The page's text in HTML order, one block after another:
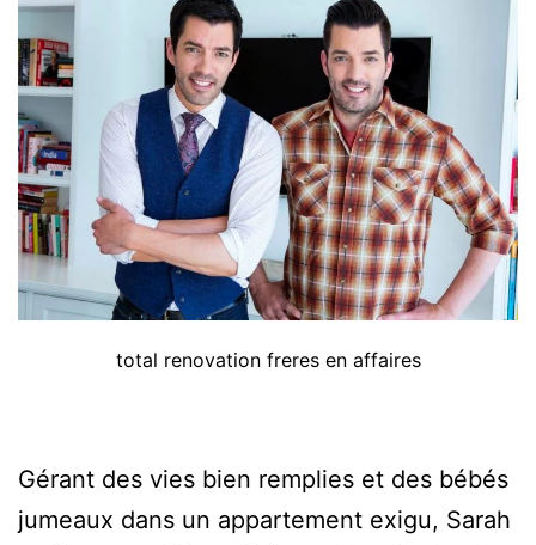
total renovation freres en affaires
Gérant des vies bien remplies et des bébés
jumeaux dans un appartement exigu, Sarah